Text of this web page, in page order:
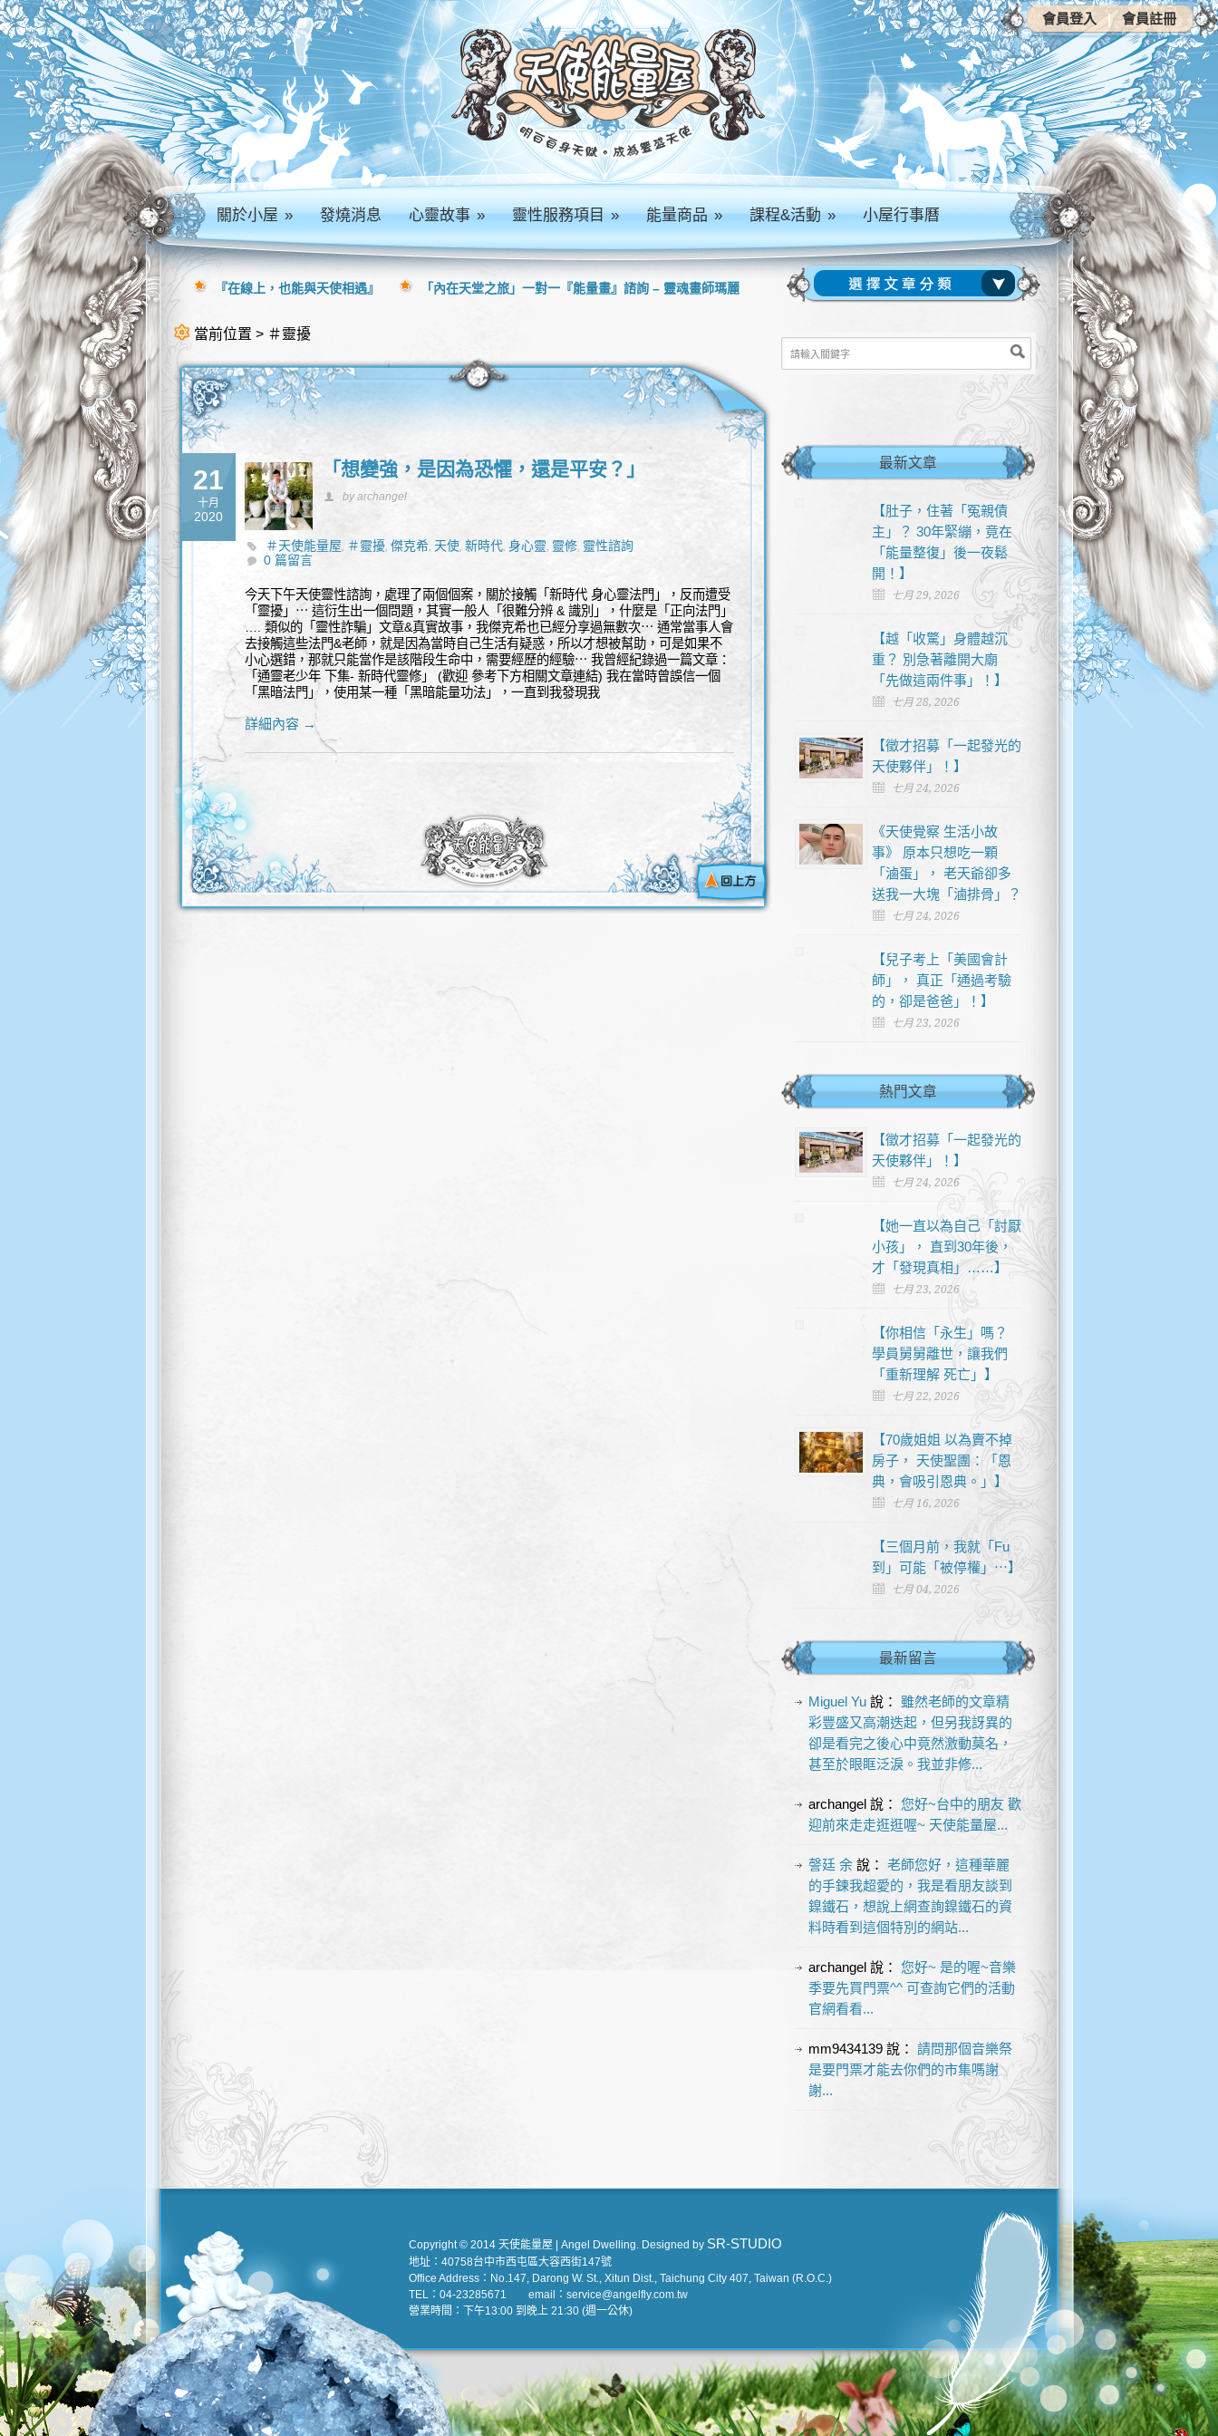
關於小屋» 發燒消息 心靈故事» 靈性服務項目» 能量商品» 課程&活動» 小屋行事曆
當前位置 > ＃靈擾
21
十月
2020
「想變強，是因為恐懼，還是平安？」
by archangel
＃天使能量屋, ＃靈擾, 傑克希, 天使, 新時代, 身心靈, 靈修, 靈性諮詢
0 篇留言
今天下午天使靈性諮詢，處理了兩個個案，關於接觸「新時代 身心靈法門」，反而遭受
「靈擾」⋯ 這衍生出一個問題，其實一般人「很難分辨 & 識別」，什麼是「正向法門」
…. 類似的「靈性詐騙」文章&真實故事，我傑克希也已經分享過無數次⋯ 通常當事人會
去接觸這些法門&老師，就是因為當時自己生活有疑惑，所以才想被幫助，可是如果不
小心選錯，那就只能當作是該階段生命中，需要經歷的經驗⋯ 我曾經紀錄過一篇文章：
「通靈老少年 下集- 新時代靈修」 (歡迎 參考下方相關文章連結) 我在當時曾誤信一個
「黑暗法門」，使用某一種「黑暗能量功法」，一直到我發現我
詳細內容 →
最新文章
【肚子，住著「冤親債
主」？ 30年緊繃，竟在
「能量整復」後一夜鬆
開！】
七月 29, 2026
【越「收驚」身體越沉
重？ 別急著離開大廟
「先做這兩件事」！】
七月 28, 2026
【徵才招募「一起發光的
天使夥伴」！】
七月 24, 2026
《天使覺察 生活小故
事》 原本只想吃一顆
「滷蛋」， 老天爺卻多
送我一大塊「滷排骨」？
七月 24, 2026
【兒子考上「美國會計
師」， 真正「通過考驗
的，卻是爸爸」！】
七月 23, 2026
熱門文章
【徵才招募「一起發光的
天使夥伴」！】
七月 24, 2026
【她一直以為自己「討厭
小孩」， 直到30年後，
才「發現真相」……】
七月 23, 2026
【你相信「永生」嗎？
學員舅舅離世，讓我們
「重新理解 死亡」】
七月 22, 2026
【70歲姐姐 以為賣不掉
房子， 天使聖團：「恩
典，會吸引恩典。」】
七月 16, 2026
【三個月前，我就「Fu
到」可能「被停權」⋯】
七月 04, 2026
最新留言
Miguel Yu說： 雖然老師的文章精
彩豐盛又高潮迭起，但另我訝異的
卻是看完之後心中竟然激動莫名，
甚至於眼眶泛淚。我並非修...
archangel說： 您好~台中的朋友 歡
迎前來走走逛逛喔~ 天使能量屋...
謦廷 余說： 老師您好，這種華麗
的手鍊我超愛的，我是看朋友談到
鎳鐵石，想說上網查詢鎳鐵石的資
料時看到這個特別的網站...
archangel說： 您好~ 是的喔~音樂
季要先買門票^^ 可查詢它們的活動
官網看看...
mm9434139說： 請問那個音樂祭
是要門票才能去你們的市集嗎謝
謝...
『在線上，也能與天使相遇』 「內在天堂之旅」一對一『能量畫』諮詢 – 靈魂畫師瑪麗
Copyright © 2014 天使能量屋 | Angel Dwelling. Designed by SR-STUDIO
地址：40758台中市西屯區大容西街147號
Office Address：No.147, Darong W. St., Xitun Dist., Taichung City 407, Taiwan (R.O.C.)
TEL：04-23285671 email：service@angelfly.com.tw
營業時間：下午13:00 到晚上 21:30 (週一公休)
會員登入 | 會員註冊